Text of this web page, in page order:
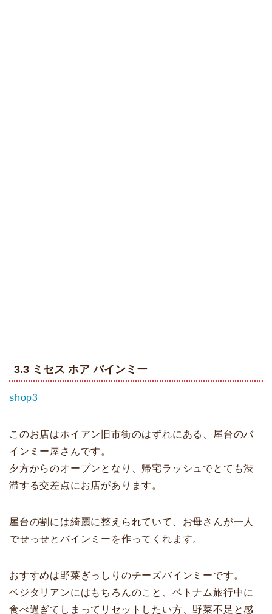
3.3 ミセス ホア バインミー
shop3
このお店はホイアン旧市街のはずれにある、屋台のバ
インミー屋さんです。
夕方からのオープンとなり、帰宅ラッシュでとても渋
滞する交差点にお店があります。
屋台の割には綺麗に整えられていて、お母さんが一人
でせっせとバインミーを作ってくれます。
おすすめは野菜ぎっしりのチーズバインミーです。
ベジタリアンにはもちろんのこと、ベトナム旅行中に
食べ過ぎてしまってリセットしたい方、野菜不足と感